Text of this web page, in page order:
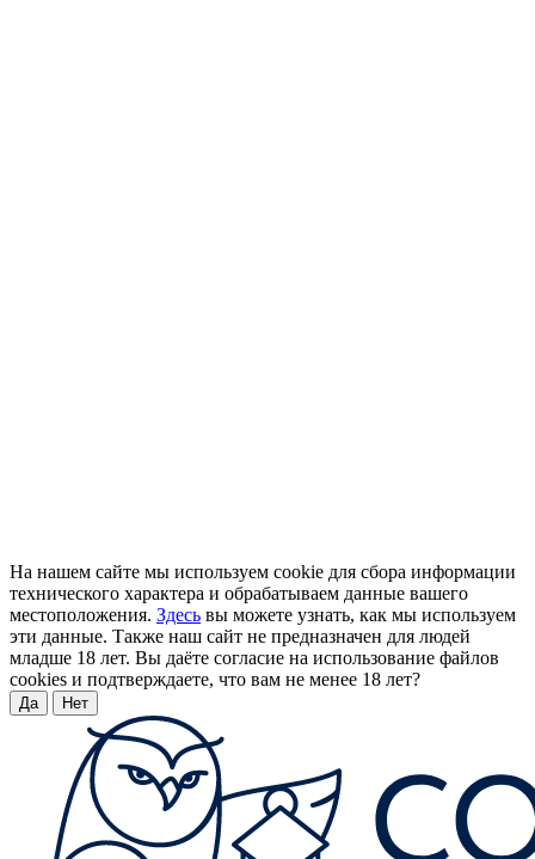
На нашем сайте мы используем cookie для сбора информации
технического характера и обрабатываем данные вашего
местоположения. Здесь вы можете узнать, как мы используем
эти данные. Также наш сайт не предназначен для людей
младше 18 лет. Вы даёте согласие на использование файлов
cookies и подтверждаете, что вам не менее 18 лет?
Да Нет